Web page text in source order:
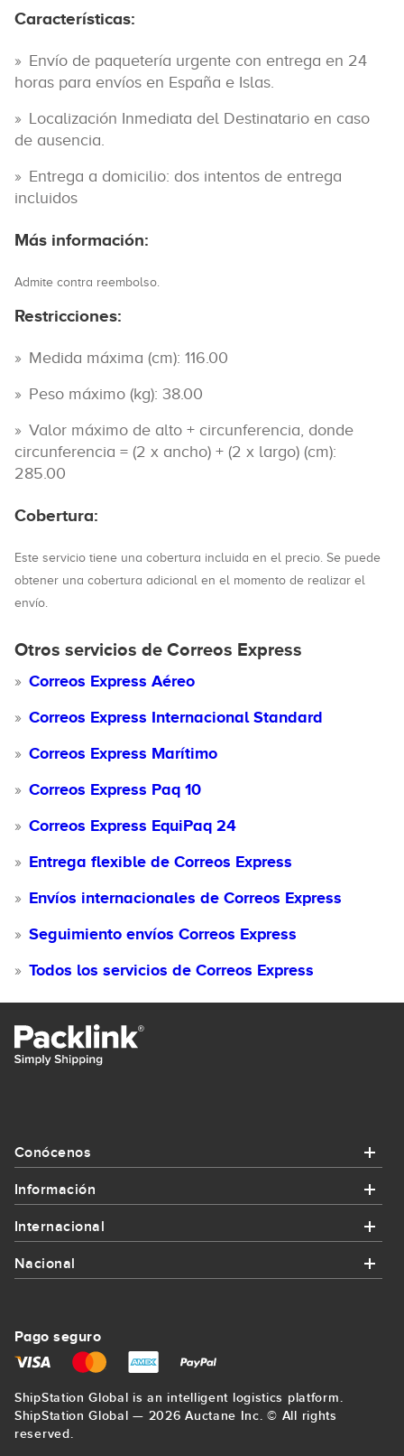
Características:
Envío de paquetería urgente con entrega en 24
horas para envíos en España e Islas.
Localización Inmediata del Destinatario en caso
de ausencia.
Entrega a domicilio: dos intentos de entrega
incluidos
Más información:
Admite contra reembolso.
Restricciones:
Medida máxima (cm): 116.00
Peso máximo (kg): 38.00
Valor máximo de alto + circunferencia, donde
circunferencia = (2 x ancho) + (2 x largo) (cm):
285.00
Cobertura:
Este servicio tiene una cobertura incluida en el precio. Se puede
obtener una cobertura adicional en el momento de realizar el
envío.
Otros servicios de Correos Express
Correos Express Aéreo
Correos Express Internacional Standard
Correos Express Marítimo
Correos Express Paq 10
Correos Express EquiPaq 24
Entrega flexible de Correos Express
Envíos internacionales de Correos Express
Seguimiento envíos Correos Express
Todos los servicios de Correos Express
Conócenos
Regístrate
Blog
Información
Promociones y cupones
Envíos para empresas
Precio mínimo garantizado
Internacional
Enviar paquete a Francia
Enviar paquete a Estados Unidos
Nacional
Enviar paquete a Bilbao
Enviar paquete a La Coruña
Pago seguro
ShipStation Global is an intelligent logistics platform.
ShipStation Global — 2026 Auctane Inc. © All rights
reserved.